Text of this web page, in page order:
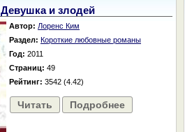
Девушка и злодей
Автор: Лоренс Ким
Раздел: Короткие любовные романы
Год: 2011
Страниц: 49
Рейтинг: 3542 (4.42)
Читать Подробнее